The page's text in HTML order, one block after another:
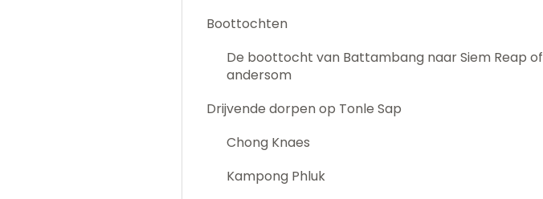
Boottochten
De boottocht van Battambang naar Siem Reap of
andersom
Drijvende dorpen op Tonle Sap
Chong Knaes
Kampong Phluk